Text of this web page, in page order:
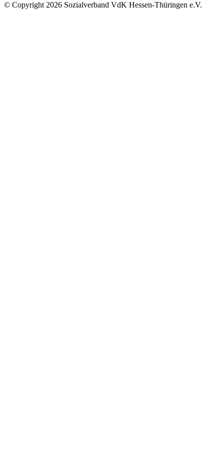
© Copyright 2026 Sozialverband VdK Hessen-Thüringen e.V.